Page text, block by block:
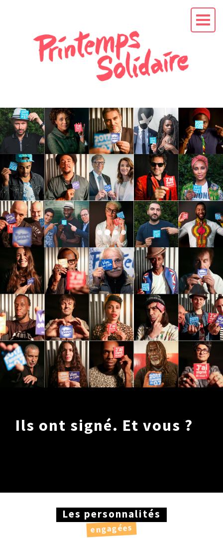
L'APPEL AU
PRÉSIDENT
EN
CAMPAGNE
La mission
Les soutiens
Les actus
RENDEZ-VOUS
SOLIDAIRES
BESOIN
DE VOUS
Je signe
Je relaie
Je deviens bénévole
SOLIDAIRES
DU MONDE
OBJECTIF
0,7
Ils ont signé. Et vous ?
Les personnalités
engagées